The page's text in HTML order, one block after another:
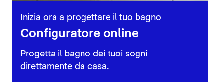
Inizia ora a progettare il tuo bagno
Configuratore online
Progetta il bagno dei tuoi sogni
direttamente da casa.